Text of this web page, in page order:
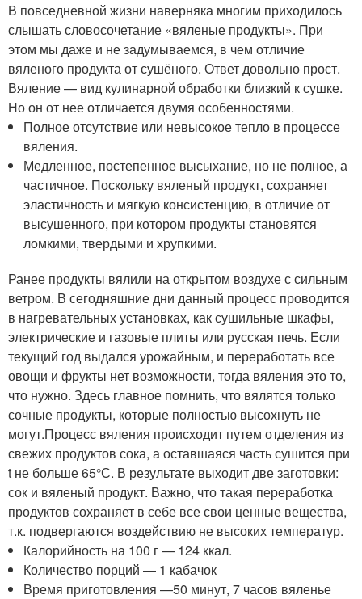
В повседневной жизни наверняка многим приходилось
слышать словосочетание «вяленые продукты». При
этом мы даже и не задумываемся, в чем отличие
вяленого продукта от сушёного. Ответ довольно прост.
Вяление — вид кулинарной обработки близкий к сушке.
Но он от нее отличается двумя особенностями.
Полное отсутствие или невысокое тепло в процессе
вяления.
Медленное, постепенное высыхание, но не полное, а
частичное. Поскольку вяленый продукт, сохраняет
эластичность и мягкую консистенцию, в отличие от
высушенного, при котором продукты становятся
ломкими, твердыми и хрупкими.
Ранее продукты вялили на открытом воздухе с сильным
ветром. В сегодняшние дни данный процесс проводится
в нагревательных установках, как сушильные шкафы,
электрические и газовые плиты или русская печь. Если
текущий год выдался урожайным, и переработать все
овощи и фрукты нет возможности, тогда вяления это то,
что нужно. Здесь главное помнить, что вялятся только
сочные продукты, которые полностью высохнуть не
могут.Процесс вяления происходит путем отделения из
свежих продуктов сока, а оставшаяся часть сушится при
t не больше 65°С. В результате выходит две заготовки:
сок и вяленый продукт. Важно, что такая переработка
продуктов сохраняет в себе все свои ценные вещества,
т.к. подвергаются воздействию не высоких температур.
Калорийность на 100 г — 124 ккал.
Количество порций — 1 кабачок
Время приготовления —50 минут, 7 часов вяленье